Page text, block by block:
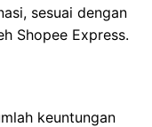
sesuai dengan
Shopee Express.
keuntungan